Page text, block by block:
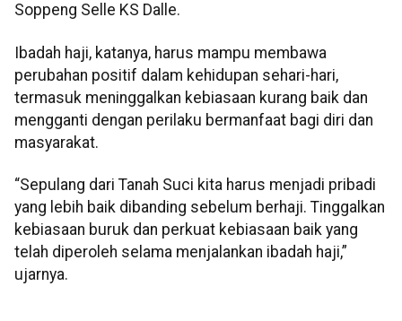
Soppeng Selle KS Dalle.
Ibadah haji, katanya, harus mampu membawa
perubahan positif dalam kehidupan sehari-hari,
termasuk meninggalkan kebiasaan kurang baik dan
mengganti dengan perilaku bermanfaat bagi diri dan
masyarakat.
“Sepulang dari Tanah Suci kita harus menjadi pribadi
yang lebih baik dibanding sebelum berhaji. Tinggalkan
kebiasaan buruk dan perkuat kebiasaan baik yang
telah diperoleh selama menjalankan ibadah haji,”
ujarnya.